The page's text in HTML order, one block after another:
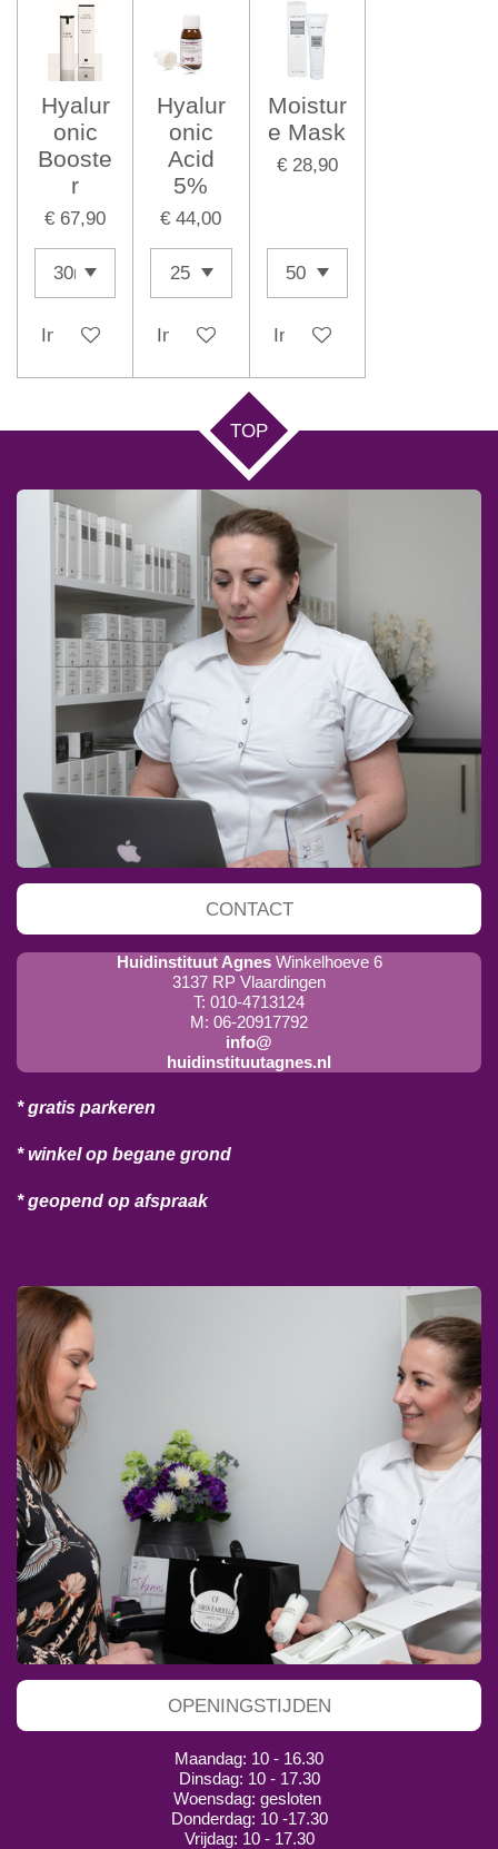
Hyalur
onic
Booste
r
€ 67,90
In winkelwagen
Hyalur
onic
Acid
5%
€ 44,00
In winkelwagen
Moistur
e Mask
€ 28,90
In winkelwagen
TOP
CONTACT
Huidinstituut Agnes Winkelhoeve 6
3137 RP Vlaardingen
T: 010-4713124
M: 06-20917792
info@
huidinstituutagnes.nl
* gratis parkeren
* winkel op begane grond
* geopend op afspraak
OPENINGSTIJDEN
Maandag: 10 - 16.30
Dinsdag: 10 - 17.30
Woensdag: gesloten
Donderdag: 10 -17.30
Vrijdag: 10 - 17.30